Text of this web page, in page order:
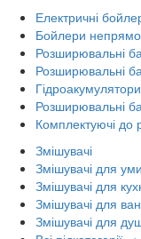
Електричні
Бойлери
Розширювальні
Розширювальні
Розширювальні
Комплектуючі до
Змішувачі
Змішувачі для
Змішувачі для
Змішувачі для
Змішувачі для